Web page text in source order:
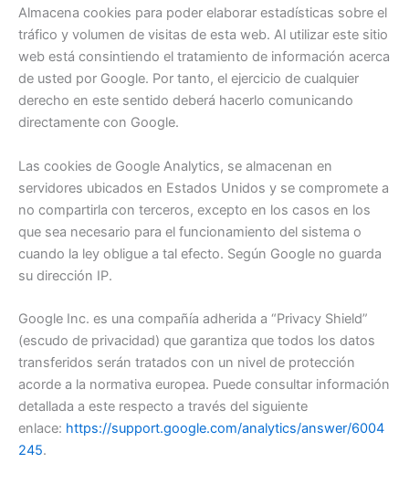
Almacena cookies para poder elaborar estadísticas sobre el
tráfico y volumen de visitas de esta web. Al utilizar este sitio
web está consintiendo el tratamiento de información acerca
de usted por Google. Por tanto, el ejercicio de cualquier
derecho en este sentido deberá hacerlo comunicando
directamente con Google.
Las cookies de Google Analytics, se almacenan en
servidores ubicados en Estados Unidos y se compromete a
no compartirla con terceros, excepto en los casos en los
que sea necesario para el funcionamiento del sistema o
cuando la ley obligue a tal efecto. Según Google no guarda
su dirección IP.
Google Inc. es una compañía adherida a “Privacy Shield”
(escudo de privacidad) que garantiza que todos los datos
transferidos serán tratados con un nivel de protección
acorde a la normativa europea. Puede consultar información
detallada a este respecto a través del siguiente
enlace: https://support.google.com/analytics/answer/6004
245.